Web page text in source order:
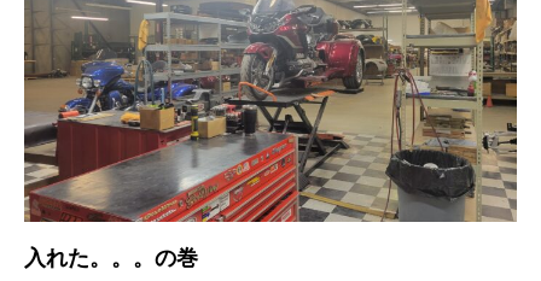
入れた。。。の巻